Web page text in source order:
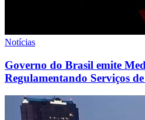
Notícias
Governo do Brasil emite
Regulamentando Serviços